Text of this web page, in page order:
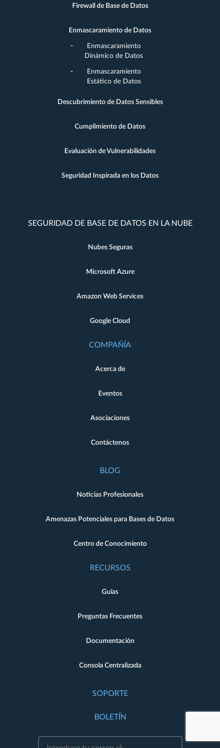
Firewall de Base de Datos
Enmascaramiento de Datos
Enmascaramiento
Dinámico de Datos
Enmascaramiento
Estático de Datos
Descubrimiento de Datos Sensibles
Cumplimiento de Datos
Evaluación de Vulnerabilidades
Seguridad Inspirada en los Datos
SEGURIDAD DE BASE DE DATOS EN LA NUBE
Nubes Seguras
Microsoft Azure
Amazon Web Services
Google Cloud
COMPAÑÍA
Acerca de
Eventos
Asociaciones
Contáctenos
BLOG
Noticias Profesionales
Amenazas Potenciales para Bases de Datos
Centro de Conocimiento
RECURSOS
Guías
Preguntas Frecuentes
Documentación
Consola Centralizada
SOPORTE
BOLETÍN